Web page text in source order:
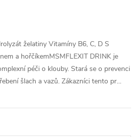
želatiny Vitamíny B6, C, D S
a hořčíkemMSMFLEXIT DRINK je
péči o klouby. Stará se o prevenci
šlach a vazů. Zákazníci tento pr…